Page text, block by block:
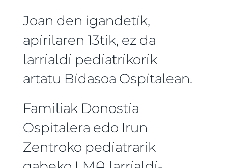
Joan den igandetik,
apirilaren 13tik, ez da
larrialdi pediatrikorik
artatu Bidasoa Ospitalean.
Familiak Donostia
Ospitalera edo Irun
Zentroko pediatrarik